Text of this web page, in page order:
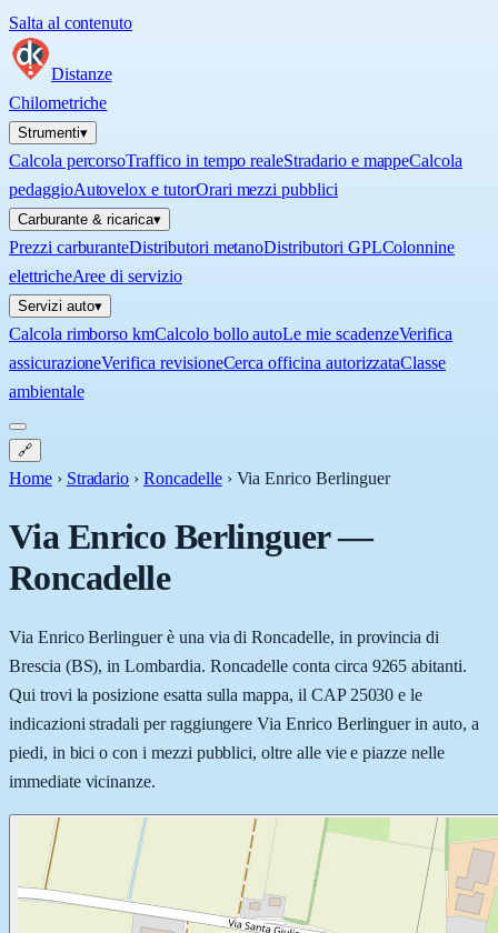
Salta al contenuto
Distanze
Chilometriche
Strumenti▾
Calcola percorsoTraffico in tempo realeStradario e mappeCalcola
pedaggioAutovelox e tutorOrari mezzi pubblici
Carburante & ricarica▾
Prezzi carburanteDistributori metanoDistributori GPLColonnine
elettricheAree di servizio
Servizi auto▾
Calcola rimborso kmCalcolo bollo autoLe mie scadenzeVerifica
assicurazioneVerifica revisioneCerca officina autorizzataClasse
ambientale
🔗
Home › Stradario › Roncadelle › Via Enrico Berlinguer
Via Enrico Berlinguer—
Roncadelle
Via Enrico Berlinguer è una via di Roncadelle, in provincia di
Brescia (BS), in Lombardia. Roncadelle conta circa 9265 abitanti.
Qui trovi la posizione esatta sulla mappa, il CAP 25030 e le
indicazioni stradali per raggiungere Via Enrico Berlinguer in auto, a
piedi, in bici o con i mezzi pubblici, oltre alle vie e piazze nelle
immediate vicinanze.